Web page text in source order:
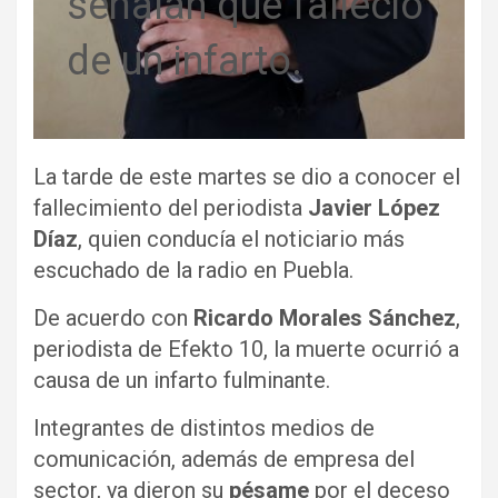
de un infarto.
La tarde de este martes se dio a conocer el
fallecimiento del periodista Javier López
Díaz, quien conducía el noticiario más
escuchado de la radio en Puebla.
De acuerdo con Ricardo Morales Sánchez,
periodista de Efekto 10, la muerte ocurrió a
causa de un infarto fulminante.
Integrantes de distintos medios de
comunicación, además de empresa del
sector, ya dieron su pésame por el deceso